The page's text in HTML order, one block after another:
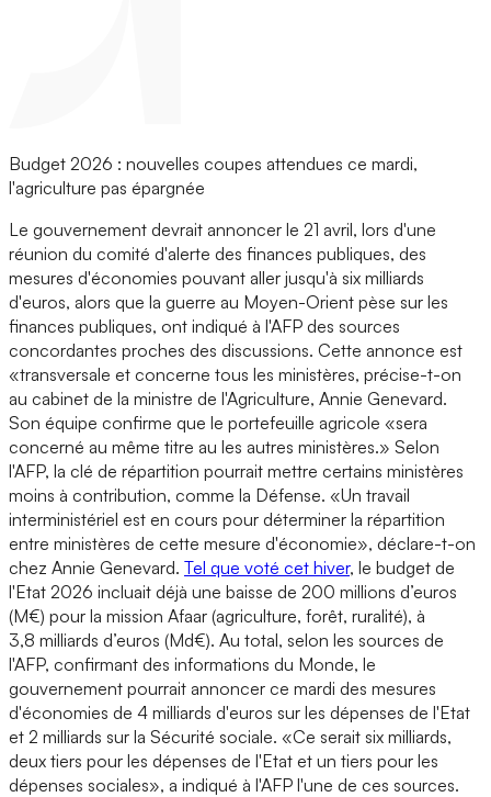
Budget 2026 : nouvelles coupes attendues ce mardi,
l'agriculture pas épargnée
Le gouvernement devrait annoncer le 21 avril, lors d'une
réunion du comité d'alerte des finances publiques, des
mesures d'économies pouvant aller jusqu'à six milliards
d'euros, alors que la guerre au Moyen-Orient pèse sur les
finances publiques, ont indiqué à l'AFP des sources
concordantes proches des discussions. Cette annonce est
«transversale et concerne tous les ministères, précise-t-on
au cabinet de la ministre de l'Agriculture, Annie Genevard.
Son équipe confirme que le portefeuille agricole «sera
concerné au même titre au les autres ministères.» Selon
l'AFP, la clé de répartition pourrait mettre certains ministères
moins à contribution, comme la Défense. «Un travail
interministériel est en cours pour déterminer la répartition
entre ministères de cette mesure d'économie», déclare-t-on
chez Annie Genevard. Tel que voté cet hiver, le budget de
l'Etat 2026 incluait déjà une baisse de 200 millions d’euros
(M€) pour la mission Afaar (agriculture, forêt, ruralité), à
3,8 milliards d’euros (Md€). Au total, selon les sources de
l'AFP, confirmant des informations du Monde, le
gouvernement pourrait annoncer ce mardi des mesures
d'économies de 4 milliards d'euros sur les dépenses de l'Etat
et 2 milliards sur la Sécurité sociale. «Ce serait six milliards,
deux tiers pour les dépenses de l'Etat et un tiers pour les
dépenses sociales», a indiqué à l'AFP l'une de ces sources.